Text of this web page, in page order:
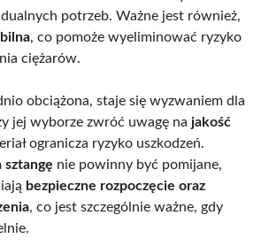
potrzeb. Ważne jest również,
, co pomoże wyeliminować ryzyko
ciężarów.
obciążona, staje się wyzwaniem dla
jej wyborze zwróć uwagę na jakość
ogranicza ryzyko uszkodzeń.
sztangę nie powinny być pomijane,
bezpieczne rozpoczęcie oraz
, co jest szczególnie ważne, gdy